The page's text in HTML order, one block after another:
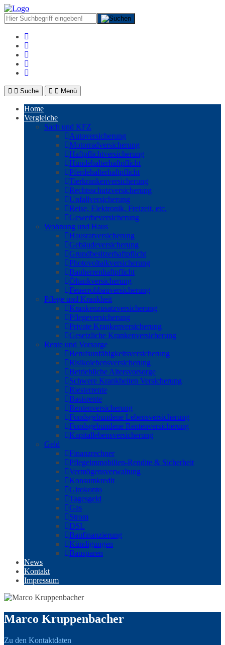
Suche Menü
Home
Vergleiche
Sach und KFZ
Autoversicherung
Motorradversicherung
Haftpflichtversicherung
Hundehalterhaftpflicht
Pferdehalterhaftpflicht
Tierkrankenversicherung
Rechtsschutzversicherung
Unfallversicherung
Reise, Elektronik, Freizeit, etc.
Gewerbeversicherung
Wohnung und Haus
Hausratversicherung
Gebäudeversicherung
Grundbesitzerhaftpflicht
Photovoltaikversicherung
Bauherrenhaftpflicht
Öltankversicherung
Feuerrohbauversicherung
Pflege und Krankheit
Krankenzusatzversicherung
Pflegeversicherung
Private Krankenversicherung
Gesetzliche Krankenversicherung
Rente und Vorsorge
Berufs­unfähigkeitsversicherung
Risikolebensversicherung
Betriebliche Altersvorsorge
Schwere Krankheiten Versicherung
Riesterrente
Basisrente
Rentenversicherung
Fondsgebundene Lebensversicherung
Fondsgebundene Rentenversicherung
Kapitallebensversicherung
Geld
Finanzrechner
Pflegeimmobilien-Rendite & Sicherheit
Vermögensverwaltung
Konsumkredit
Girokonto
Tagesgeld
Gas
Strom
DSL
Baufinanzierung
Kündigungen
Bausparen
News
Kontakt
Impressum
Marco Kruppenbacher
Zu den Kontaktdaten